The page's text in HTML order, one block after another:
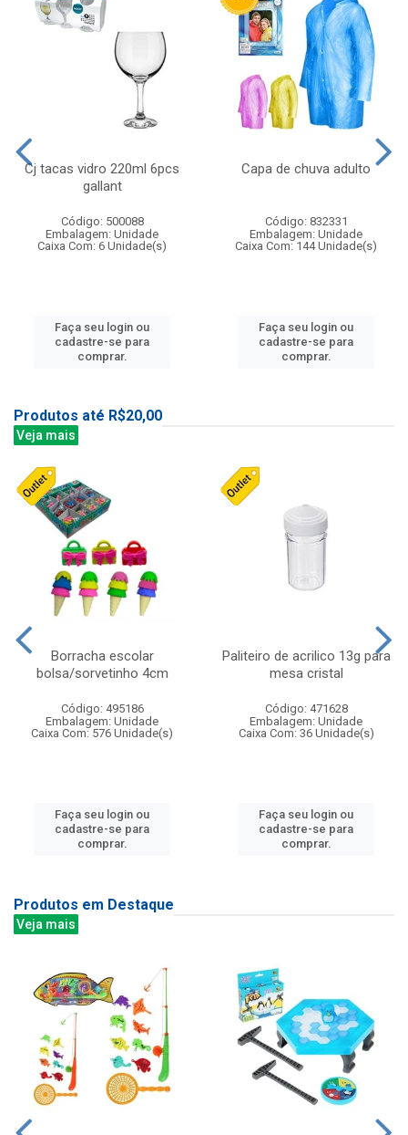
Cj tacas vidro 220ml 6pcs
gallant
Código: 500088
Embalagem: Unidade
Caixa Com: 6 Unidade(s)
Faça seu login ou
cadastre-se para
comprar.
Capa de chuva adulto
Código: 832331
Embalagem: Unidade
Caixa Com: 144 Unidade(s)
Faça seu login ou
cadastre-se para
comprar.
Produtos até R$20,00
Veja mais
Borracha escolar
bolsa/sorvetinho 4cm
Código: 495186
Embalagem: Unidade
Caixa Com: 576 Unidade(s)
Faça seu login ou
cadastre-se para
comprar.
Paliteiro de acrilico 13g para
mesa cristal
Código: 471628
Embalagem: Unidade
Caixa Com: 36 Unidade(s)
Faça seu login ou
cadastre-se para
comprar.
Produtos em Destaque
Veja mais